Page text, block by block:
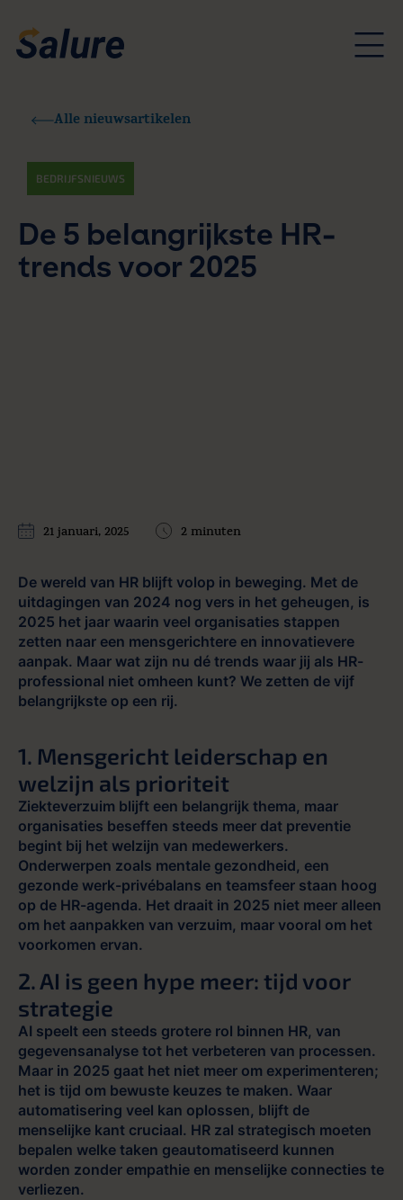
Alle nieuwsartikelen
BEDRIJFSNIEUWS
De 5 belangrijkste HR-
trends voor 2025
21 januari, 2025 2 minuten
De wereld van HR blijft volop in beweging. Met de
uitdagingen van 2024 nog vers in het geheugen, is
2025 het jaar waarin veel organisaties stappen
zetten naar een mensgerichtere en innovatievere
aanpak. Maar wat zijn nu dé trends waar jij als HR-
professional niet omheen kunt? We zetten de vijf
belangrijkste op een rij.
1. Mensgericht leiderschap en
welzijn als prioriteit
Ziekteverzuim blijft een belangrijk thema, maar
organisaties beseffen steeds meer dat preventie
begint bij het welzijn van medewerkers.
Onderwerpen zoals mentale gezondheid, een
gezonde werk-privébalans en teamsfeer staan hoog
op de HR-agenda. Het draait in 2025 niet meer alleen
om het aanpakken van verzuim, maar vooral om het
voorkomen ervan​.
2. AI is geen hype meer: tijd voor
strategie
AI speelt een steeds grotere rol binnen HR, van
gegevensanalyse tot het verbeteren van processen.
Maar in 2025 gaat het niet meer om experimenteren;
het is tijd om bewuste keuzes te maken. Waar
automatisering veel kan oplossen, blijft de
menselijke kant cruciaal. HR zal strategisch moeten
bepalen welke taken geautomatiseerd kunnen
worden zonder empathie en menselijke connecties te
verliezen.